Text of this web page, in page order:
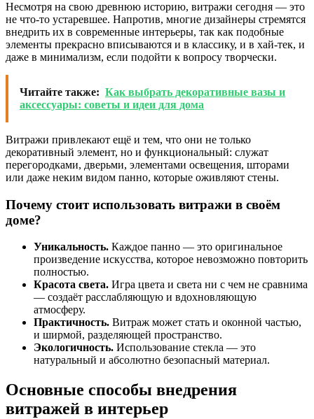
Несмотря на свою древнюю историю, витражи сегодня — это
не что-то устаревшее. Напротив, многие дизайнеры стремятся
внедрить их в современные интерьеры, так как подобные
элементы прекрасно вписываются и в классику, и в хай-тек, и
даже в минимализм, если подойти к вопросу творчески.
Читайте также: Как выбрать декоративные вазы и
аксессуары: советы и идеи для дома
Витражи привлекают ещё и тем, что они не только
декоративный элемент, но и функциональный: служат
перегородками, дверьми, элементами освещения, шторами
или даже неким видом панно, которые оживляют стены.
Почему стоит использовать витражи в своём
доме?
Уникальность. Каждое панно — это оригинальное
произведение искусства, которое невозможно повторить
полностью.
Красота света. Игра цвета и света ни с чем не сравнима
— создаёт расслабляющую и вдохновляющую
атмосферу.
Практичность. Витраж может стать и оконной частью,
и ширмой, разделяющей пространство.
Экологичность. Использование стекла — это
натуральный и абсолютно безопасный материал.
Основные способы внедрения
витражей в интерьер